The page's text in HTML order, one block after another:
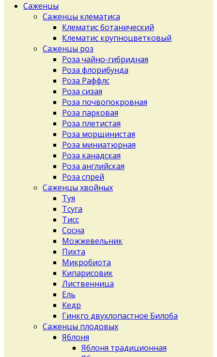
Саженцы
Саженцы клематиса
Клематис ботанический
Клематис крупноцветковый
Саженцы роз
Роза чайно-гибридная
Роза флорибунда
Роза Раффлс
Роза сизая
Роза почвопокровная
Роза парковая
Роза плетистая
Роза морщинистая
Роза миниатюрная
Роза канадская
Роза английская
Роза спрей
Саженцы хвойных
Туя
Тсуга
Тисс
Сосна
Можжевельник
Пихта
Микробиота
Кипарисовик
Лиственница
Ель
Кедр
Гинкго двухлопастное Билоба
Саженцы плодовых
Яблоня
Яблоня традиционная